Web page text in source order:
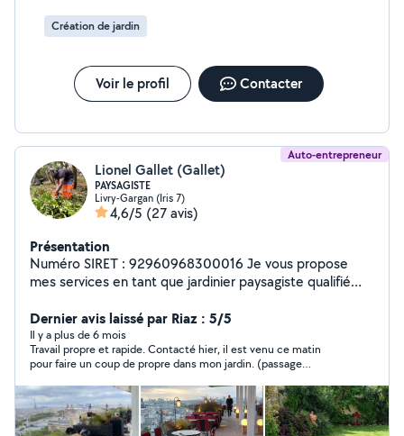
passez votre chemin
Création de jardin
Voir le profil Contacter
Auto-entrepreneur
Lionel Gallet (Gallet)
PAYSAGISTE
Livry-Gargan (Iris 7)
4,6/5 (27 avis)
Présentation
Numéro SIRET : 92960968300016 Je vous propose
mes services en tant que jardinier paysagiste qualifié
ponctuellement ou sous forme de contrat annuel pour
particuliers, copropriétés ENTRETIEN : - Tonte de gazon
(contrat annuel ou ponctuel) Taille de haies. - Taille des
arbres fruitiers (pommier,poirier,cerisier.....) -
Dessouchage. - Creation, entretien des massifs. - Petit
élagage. - Evacuation des déchets verts. -
Débroussaillage. - Ramassage des feuilles. CREATION : -
Dernier avis laissé par Riaz : 5/5
Il y a plus de 6 mois
Travail propre et rapide. Contacté hier, il est venu ce matin
pour faire un coup de propre dans mon jardin. (passage
beaucoup Lionel pour votre gentillesse, disponibilité et votre
prestation. Très satisfait de votre travail. A bientôt.